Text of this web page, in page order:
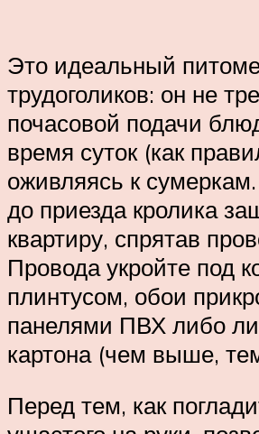
Это идеальный
трудоголиков: он не
почасовой подачи
время суток (как
оживляясь к
до приезда кролика
квартиру, спрятав
Провода укройте под
плинтусом, обои
панелями ПВХ либо
картона (чем выше,
Перед тем, как